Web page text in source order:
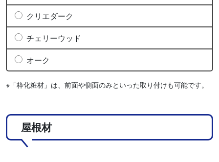
クリエダーク
チェリーウッド
オーク
※「枠化粧材」は、前面や側面のみといった取り付けも可能です。
屋根材